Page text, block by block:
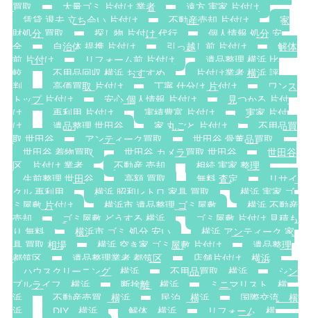
買取
大量ゴミ 片付け 業者
遠方 実家 片付け
賃貸 退去 立ち会い 片付け
不動産売却 片付け
家
財処分 買取
探し物 片付け 代行
個人情報 処分 安
全
自治体 提携 片付け 引っ越し前 片付け
解体
前 片付け
リフォーム前 片付け
遺品整理 横浜 比
較
不用品回収 横浜 おすすめ
片付け業者 横浜 評
判
高価買取 片付け 丁寧 仕分け 片付け
ワンス
トップ 片付け
安心 個人情報 片付け
見つかる 片付
け
再利用 片付け 実績豊富 片付け
実家 片付
け
遺品整理 世田谷 家 丸ごと 片付け
不用品買
取 世田谷
アンティーク買取
世田谷 骨董品買取
世田谷 着物買取
世田谷 カメラ買取 世田谷
世田谷
区 片付け 業者
不動産 売却
相続 実家 整理
生前整理 世田谷
高額 買取 無料 査定
リサイ
クル 再利用
横浜 昭和レトロ 家具 買取
横浜 実家 ゴ
ミ屋敷 片付け
横浜市 遺品整理 ゴミ屋敷
横浜 不動産
売却
ゴミ屋敷 どうする 横浜
ゴミ屋敷 片付け 見積も
り 無料
横浜市 ゴミ 処分 安い
横浜 アンティーク 家
具 買取 相場
横浜 空き家 ゴミ屋敷 片付け
遺品整理
都筑区
遺品整理業者 都筑区
店舗片付け 横浜
ハウスクリーニング 横浜
不用品買取 横浜
シン
プルライフ 横浜
断捨離 横浜
ミニマリスト 横
浜
不動産売買 横浜 民泊 横浜
国際交流 横
浜
DIY 横浜 解体 横浜
リフォーム 横